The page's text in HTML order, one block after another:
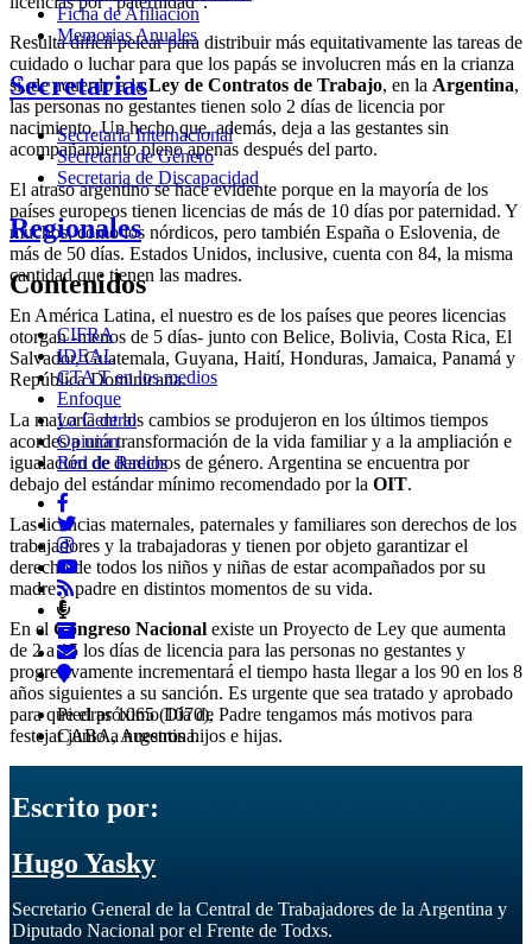
Resulta difícil pelear para distribuir más equitativamente las tareas de
cuidado o luchar para que los papás se involucren más en la crianza
si, de acuerdo a laLey de Contratos de Trabajo, en la Argentina,
las personas no gestantes tienen solo 2 días de licencia por
nacimiento. Un hecho que, además, deja a las gestantes sin
acompañamiento pleno apenas después del parto.
El atraso argentino se hace evidente porque en la mayoría de los
países europeos tienen licencias de más de 10 días por paternidad. Y
muchos, como los nórdicos, pero también España o Eslovenia, de
más de 50 días. Estados Unidos, inclusive, cuenta con 84, la misma
cantidad que tienen las madres.
En América Latina, el nuestro es de los países que peores licencias
otorgan -menos de 5 días- junto con Belice, Bolivia, Costa Rica, El
Salvador, Guatemala, Guyana, Haití, Honduras, Jamaica, Panamá y
República Dominicana.
La mayoría de los cambios se produjeron en los últimos tiempos
acordes a una transformación de la vida familiar y a la ampliación e
igualación de derechos de género. Argentina se encuentra por
debajo del estándar mínimo recomendado por la OIT.
Las licencias maternales, paternales y familiares son derechos de los
trabajadores y la trabajadoras y tienen por objeto garantizar el
derecho de todos los niños y niñas de estar acompañados por su
madre y padre en distintos momentos de su vida.
En el Congreso Nacional existe un Proyecto de Ley que aumenta
de 2 a 15 los días de licencia para las personas no gestantes y
progresivamente incrementará el tiempo hasta llegar a los 90 en los 8
años siguientes a su sanción. Es urgente que sea tratado y aprobado
para que el próximo Día de Padre tengamos más motivos para
festejar junto a nuestros hijos e hijas.
Escrito por:
Hugo Yasky
Secretario General de la Central de Trabajadores de la Argentina y
Diputado Nacional por el Frente de Todxs.
Ficha de Afiliacion
Memorias Anuales
Secretarias
Secretaria Internacional
Secretaria de Género
Secretaria de Discapacidad
Regionales
Contenidos
CIFRA
IDEAL
CTA T en los medios
Enfoque
La Central
Opinión
Red de Radios
Piedras 1065 (1070),
CABA, Argentina.